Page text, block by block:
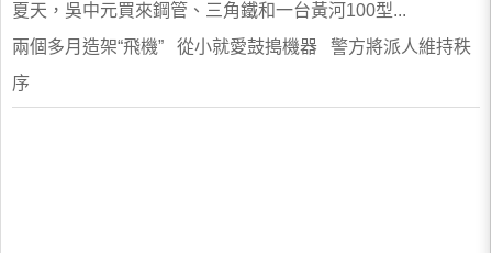
夏天，吳中元買來鋼管、三角鐵和一台黃河100型...
兩個多月造架“飛機” 從小就愛鼓搗機器 警方將派人維持秩
序